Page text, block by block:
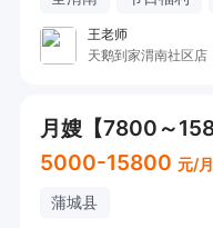
王老师
天鹅到家渭南社区店
5000-15800 元/月
蒲城县